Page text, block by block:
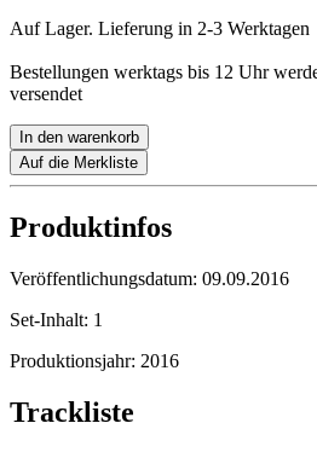
Auf Lager. Lieferung in 2-3 Werktagen
Bestellungen werktags bis 12 Uhr
versendet
In den warenkorb
Auf die Merkliste
Produktinfos
Veröffentlichungsdatum: 09.09.2016
Set-Inhalt: 1
Produktionsjahr: 2016
Trackliste